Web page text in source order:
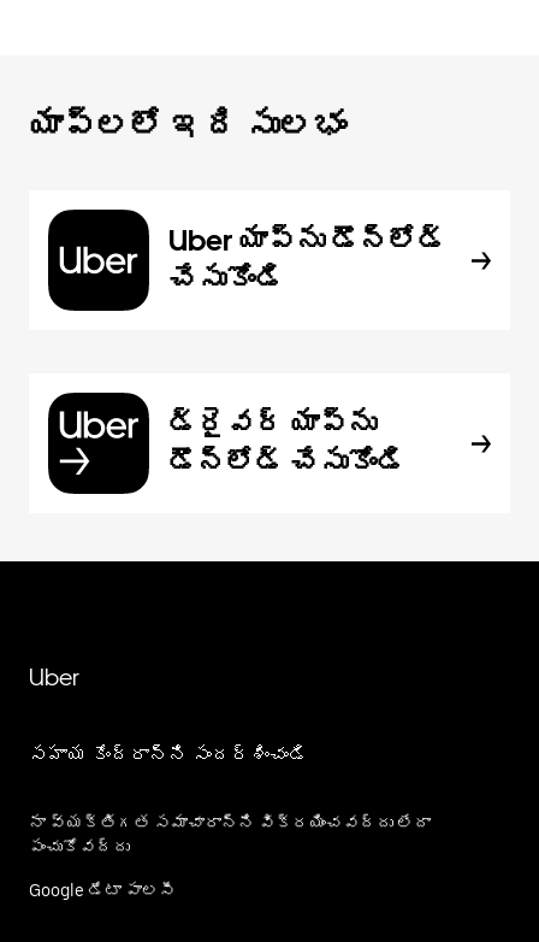
యాప్‌లలో ఇది సులభం
Uber యాప్‌ను డౌన్‌లోడ్
చేసుకోండి
డ్రైవర్ యాప్‌ను
డౌన్‌లోడ్ చేసుకోండి
Uber
సహాయ కేంద్రాన్ని సందర్శించండి
నా వ్యక్తిగత సమాచారాన్ని విక్రయించవద్దు లేదా
పంచుకోవద్దు
Google డేటా పాలసీ